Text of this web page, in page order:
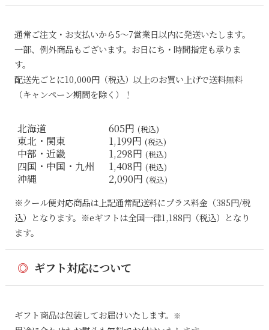
通常ご注文・お支払いから5〜7営業日以内に発送いたします。
一部、例外商品もございます。お日にち・時間指定も承りま
す。
配送先ごとに10,000円（税込）以上のお買い上げで送料無料
（キャンペーン期間を除く）！
北海道 605円 (税込)
東北・関東 1,199円 (税込)
中部・近畿 1,298円 (税込)
四国・中国・九州 1,408円 (税込)
沖縄 2,090円 (税込)
※クール便対応商品は上記通常配送料にプラス料金（385円/税
込）となります。※eギフトは全国一律1,188円（税込）となり
ます。
◎ ギフト対応について
ギフト商品は包装してお届けいたします。 ※